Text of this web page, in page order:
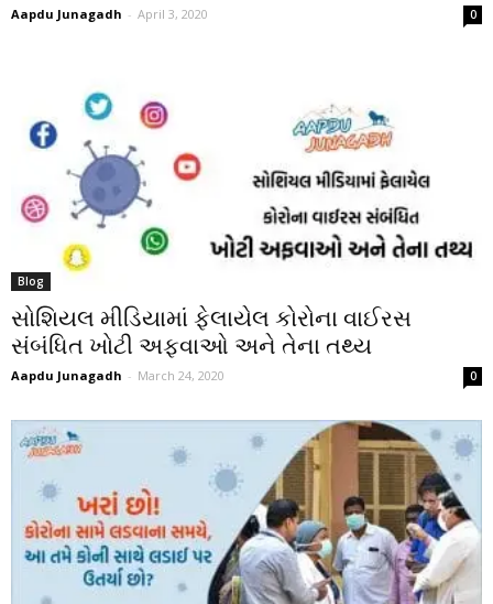
Aapdu Junagadh - April 3, 2020 0
Blog
સોશિયલ મીડિયામાં ફેલાયેલ કોરોના વાઈરસ
સંબંધિત ખોટી અફવાઓ અને તેના તથ્ય
Aapdu Junagadh - March 24, 2020 0